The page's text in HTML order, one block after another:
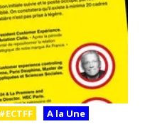
#ECTFF A la Une